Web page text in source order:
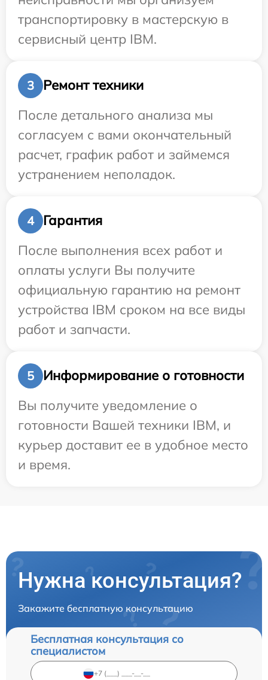
транспортировку в мастерскую в
сервисный центр IBM.
3
Ремонт техники
После детального анализа мы
согласуем с вами окончательный
расчет, график работ и займемся
устранением неполадок.
4
Гарантия
После выполнения всех работ и
оплаты услуги Вы получите
официальную гарантию на ремонт
устройства IBM сроком на все виды
работ и запчасти.
5
Информирование о готовности
Вы получите уведомление о
готовности Вашей техники IBM, и
курьер доставит ее в удобное место
и время.
Нужна консультация?
Закажите бесплатную консультацию
Бесплатная консультация со
специалистом